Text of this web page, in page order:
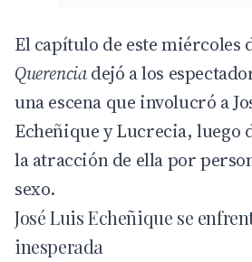
El capítulo de este miércoles
Querenciadejó a los
una escena que involucró a
Echeñique y Lucrecia, luego
la atracción de ella por
sexo.
José Luis Echeñique se
inesperada